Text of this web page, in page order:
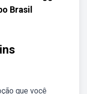
Brasil
que você